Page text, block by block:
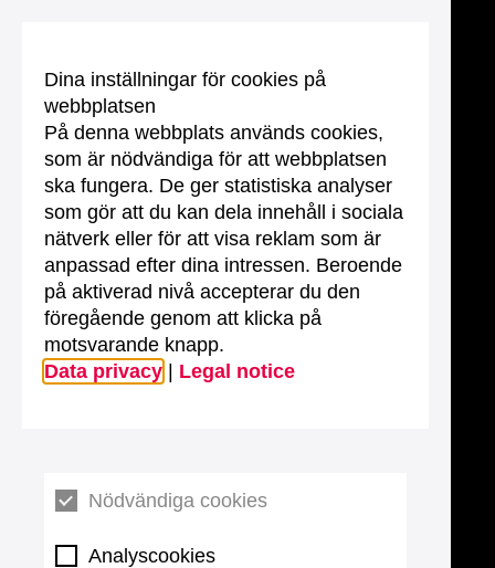
Dina inställningar för cookies på
webbplatsen
På denna webbplats används cookies,
som är nödvändiga för att webbplatsen
ska fungera. De ger statistiska analyser
som gör att du kan dela innehåll i sociala
nätverk eller för att visa reklam som är
anpassad efter dina intressen. Beroende
på aktiverad nivå accepterar du den
föregående genom att klicka på
motsvarande knapp.
Data privacy
Legal notice
Nödvändiga cookies
Analyscookies